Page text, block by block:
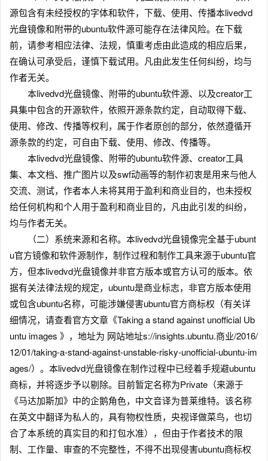
源包含有未经授权的字体和软件，下载、使用、传播本livedvd
光盘镜像和附带的ubuntu软件源可能存在法律风险。在下载
前，请参考相应法律、法规，慎重考虑由此造成的相应后果，
在确认可承受后，谨慎下载试用。凡由此发生任何纠纷，均与
作者无关。
本livedvd光盘镜像、附带的ubuntu软件源、以及creator工
具集中包含的开源软件，依照开源条款约定，自动取得下载、
使用、修改、传播等权利，属于作者原创的部分，依然遵循开
源条款的约定，可自由下载、使用、修改、传播等。
本livedvd光盘镜像、附带的ubuntu软件源、creator工具
集、本文档、推广图片以及swf动画等的制作初衷是用来与他人
交流、测试，作者本人未将其用于盈利和商业目的，也未授权
给任何机构和个人用于盈利和商业目的，凡由此引发的纠纷，
均与作者无关。
（二）系统来源和名称。本livedvd光盘镜像完全基于ubunt
u官方镜像和软件源制作，制作过程和制作工具来源于ubuntu官
方，但本livedvd光盘镜像并非官方版本或官方认可的版本。依
据有关法律法规的规定，ubuntu是商业标志，非官方版本使用
或包含ubuntu名称，可能涉嫌侵害ubuntu官方商标权（有关详
细情况，请查看官方文章《Taking a stand against unofficial Ub
untu images 》，地址为 网站地址s://insights.ubuntu.商业/2016/
12/01/taking-a-stand-against-unstable-risky-unofficial-ubuntu-im
ages/）。本livedvd光盘镜像在制作过程中已经着手规避ubuntu
商标，并将逐步予以剔除。目前暂定名称为Private（来源于
《马达加斯加》中的企鹅角色，中文音译为普莱维特。该名称
在英文中翻译为私人的，具有物权性质，央视译做菜鸟，也切
合了本系统的真实目的和打包水准），但由于作者技术的限
制、工作量、审查的不完整性，不得不出现侵害ubuntu商标权